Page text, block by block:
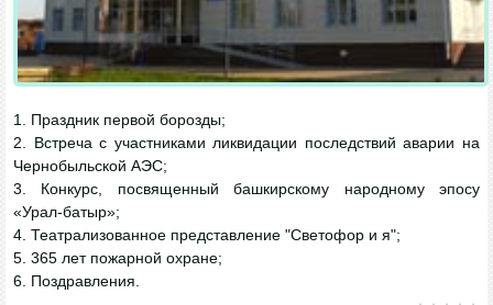
1. Праздник первой борозды;
2. Встреча с участниками ликвидации последствий аварии на
Чернобыльской АЭС;
3. Конкурс, посвященный башкирскому народному эпосу
«Урал-батыр»;
4. Театрализованное представление "Светофор и я";
5. 365 лет пожарной охране;
6. Поздравления.